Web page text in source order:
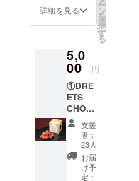
個 内
容量13
ｇ
ETS（
苺・不
知火・
リン
ゴ） 3
個 内
容量13
※②DRE
ETS（
苺・巨
峰・
詳細を見る ー
ン
を
選
択
す
る
5,0
00 円
①DRE
ETS
CHOCO
LAT 2
個 内
容量50
ｇ(10粒
前後)
②DRE
支援
者：
23人
お届
け予
定：